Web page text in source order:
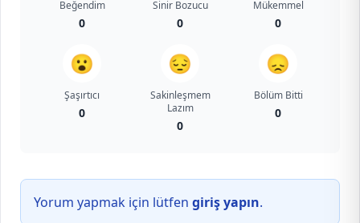
Beğendim
0
Sinir Bozucu
0
Mükemmel
0
😮
Şaşırtıcı
0
😔
Sakinleşmem
Lazım
0
😞
Bölüm Bitti
0
Yorum yapmak için lütfen giriş yapın.